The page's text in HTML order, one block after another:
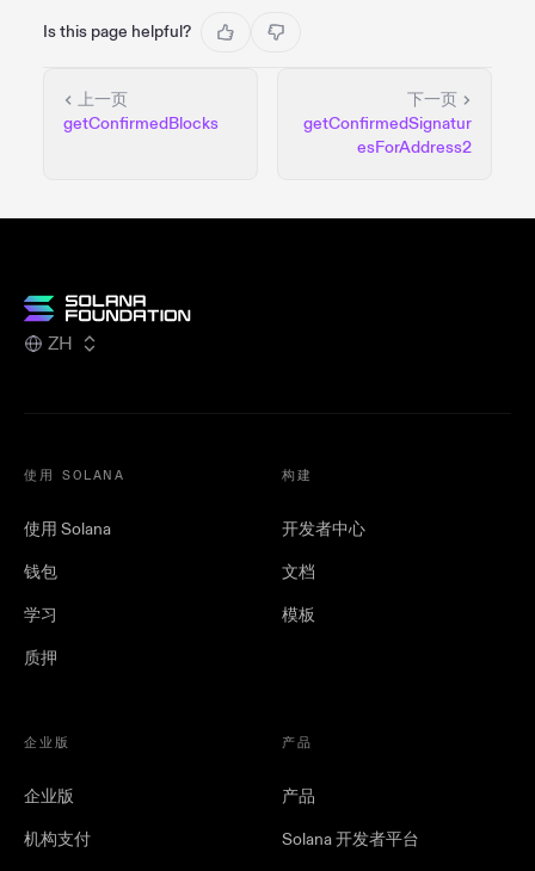
Is this page helpful?
上一页
getConfirmedBlocks
下一页
getConfirmedSignatur
esForAddress2
ZH
使用 SOLANA
使用 Solana
钱包
学习
质押
构建
开发者中心
文档
模板
企业版
企业版
机构支付
产品
产品
Solana 开发者平台